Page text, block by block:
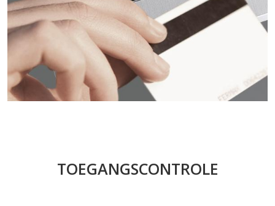
TOEGANGSCONTROLE